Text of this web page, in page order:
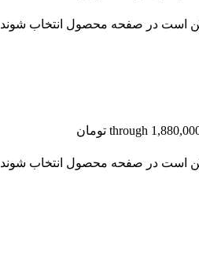
است در صفحه محصول انتخاب شوند
است در صفحه محصول انتخاب شوند